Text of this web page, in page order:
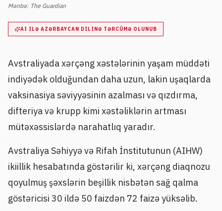
Mənbə: The Guardian
AI ILƏ AZƏRBAYCAN DILINƏ TƏRCÜMƏ OLUNUB
Avstraliyada xərçəng xəstələrinin yaşam müddəti
indiyədək olduğundan daha uzun, lakin uşaqlarda
vaksinasiya səviyyəsinin azalması və qızdırma,
difteriya və krupp kimi xəstəliklərin artması
mütəxəssislərdə narahatlıq yaradır.
Avstraliya Səhiyyə və Rifah İnstitutunun (AIHW)
ikiillik hesabatında göstərilir ki, xərçəng diaqnozu
qoyulmuş şəxslərin beşillik nisbətən sağ qalma
göstəricisi 30 ildə 50 faizdən 72 faizə yüksəlib.